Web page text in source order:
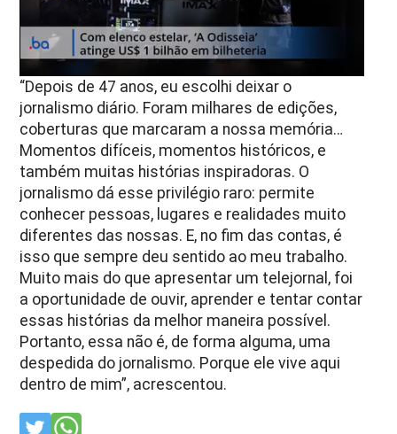
“Depois de 47 anos, eu escolhi deixar o
jornalismo diário. Foram milhares de edições,
coberturas que marcaram a nossa memória…
Momentos difíceis, momentos históricos, e
também muitas histórias inspiradoras. O
jornalismo dá esse privilégio raro: permite
conhecer pessoas, lugares e realidades muito
diferentes das nossas. E, no fim das contas, é
isso que sempre deu sentido ao meu trabalho.
Muito mais do que apresentar um telejornal, foi
a oportunidade de ouvir, aprender e tentar contar
essas histórias da melhor maneira possível.
Portanto, essa não é, de forma alguma, uma
despedida do jornalismo. Porque ele vive aqui
dentro de mim”, acrescentou.